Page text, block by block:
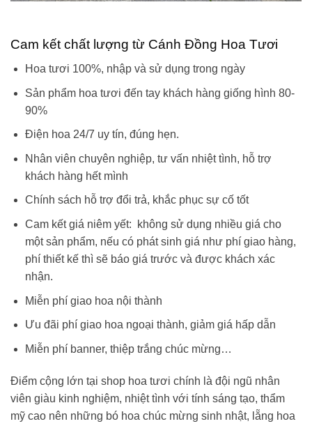
Cam kết chất lượng từ Cánh Đồng Hoa Tươi
Hoa tươi 100%, nhập và sử dụng trong ngày
Sản phẩm hoa tươi đến tay khách hàng giống hình 80-
90%
Điện hoa 24/7 uy tín, đúng hẹn.
Nhân viên chuyên nghiệp, tư vấn nhiệt tình, hỗ trợ
khách hàng hết mình
Chính sách hỗ trợ đổi trả, khắc phục sự cố tốt
Cam kết giá niêm yết: không sử dụng nhiều giá cho
một sản phẩm, nếu có phát sinh giá như phí giao hàng,
phí thiết kế thì sẽ báo giá trước và được khách xác
nhận.
Miễn phí giao hoa nội thành
Ưu đãi phí giao hoa ngoại thành, giảm giá hấp dẫn
Miễn phí banner, thiệp trắng chúc mừng…
Điểm cộng lớn tại shop hoa tươi chính là đội ngũ nhân
viên giàu kinh nghiệm, nhiệt tình với tính sáng tạo, thẩm
mỹ cao nên những bó hoa chúc mừng sinh nhật, lẵng hoa